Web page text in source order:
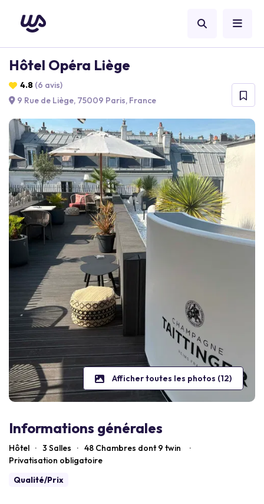
Hôtel Opéra Liège
4.8 (6 avis)
9 Rue de Liège, 75009 Paris, France
Afficher toutes les photos (12)
Informations générales
Hôtel · 3 Salles · 48 Chambres dont 9 twin
·
Privatisation obligatoire
Qualité/Prix